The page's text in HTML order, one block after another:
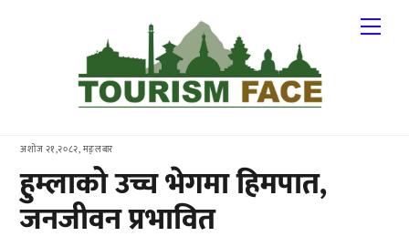
अशोज २१,२०८२, मङ्लबार
हुम्लाको उच्च भेगमा हिमपात,
जनजीवन प्रभावित